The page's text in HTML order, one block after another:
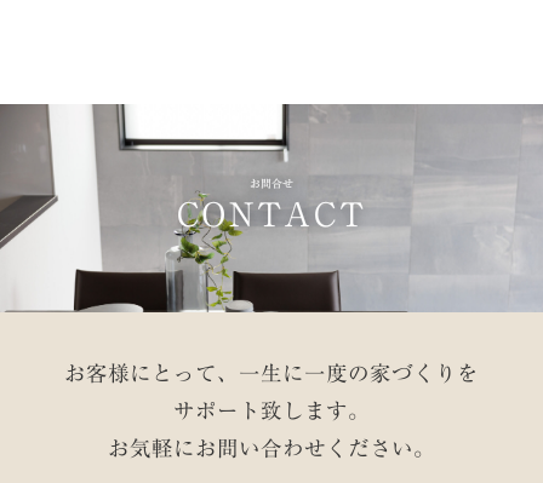
お問合せ
CONTACT
お客様にとって、一生に一度の家づくりを
サポート致します。
お気軽にお問い合わせください。